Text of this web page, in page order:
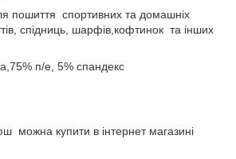
пошиття спортивних та домашніх
спідниць, шарфів,кофтинок та інших
п/е, 5% спандекс
можна купити в інтернет магазині